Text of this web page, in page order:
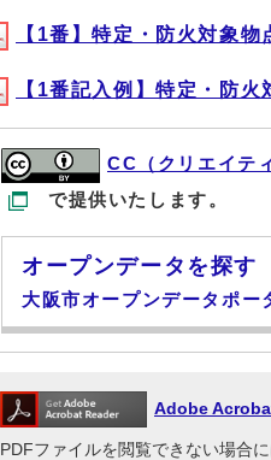
【1番】特定・防火対象
【1番記入例】特定・防
CC（クリエイテ
で提供いたします。
オープンデータを探す
大阪市オープンデータポー
Adobe
PDFファイルを閲覧できない場合